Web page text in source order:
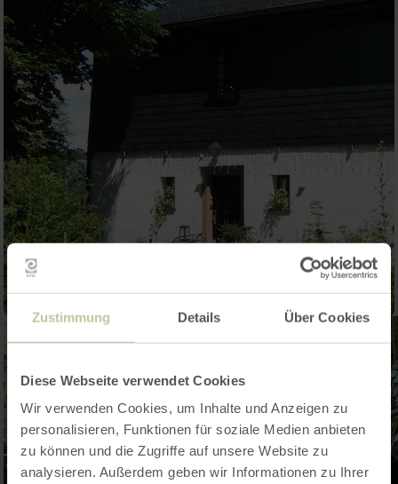
Zustimmung Details Über Cookies
Diese Webseite verwendet Cookies
Wir verwenden Cookies, um Inhalte und Anzeigen zu
personalisieren, Funktionen für soziale Medien anbieten
zu können und die Zugriffe auf unsere Website zu
analysieren. Außerdem geben wir Informationen zu Ihrer